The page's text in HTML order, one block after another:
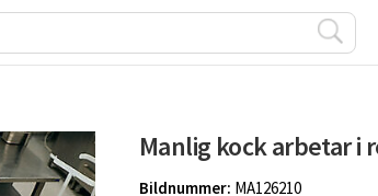
Manlig kock arbetar i
Bildnummer: MA126210